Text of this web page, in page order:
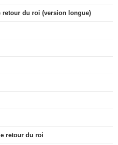
retour du roi (version longue)
retour du roi